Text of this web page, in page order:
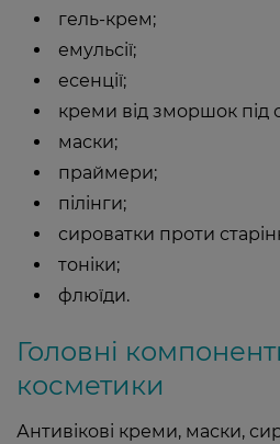
гель-крем;
емульсії;
есенції;
креми від зморшок під
маски;
праймери;
пілінги;
сироватки проти
тоніки;
флюїди.
Головні
косметики
Антивікові креми, маски,